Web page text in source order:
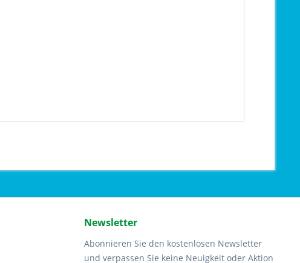
Newsletter
Abonnieren Sie den kostenlosen Newsletter
und verpassen Sie keine Neuigkeit oder Aktion